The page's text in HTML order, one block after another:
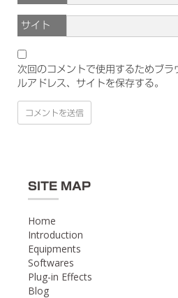
サイト
次回のコメントで使用するためブ
ルアドレス、サイトを保存する。
SITE MAP
Home
Introduction
Equipments
Softwares
Plug-in Effects
Blog